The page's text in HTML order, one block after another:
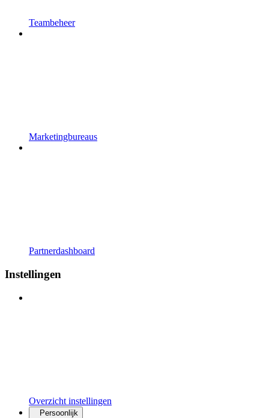
Teambeheer
Marketingbureaus
Partnerdashboard
Instellingen
Overzicht instellingen
Persoonlijk